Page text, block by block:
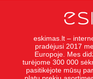
eskimas.lt –
pradėjusi 2017
Europoje. Mes
turėjome 300 000
pasitikėjote mūsų